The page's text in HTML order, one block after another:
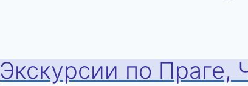
Экскурсии по Праге,